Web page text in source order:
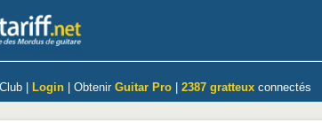
| Login | Obtenir Guitar Pro 2387 gratteux connectés